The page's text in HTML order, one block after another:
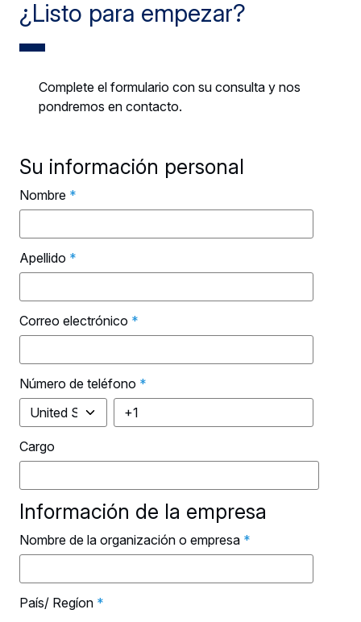
¿Listo para empezar?
Complete el formulario con su consulta y nos
pondremos en contacto.
Su información personal
Nombre *
Apellido *
Correo electrónico *
Número de teléfono *
Cargo
Información de la empresa
Nombre de la organización o empresa *
País/ Regíon *